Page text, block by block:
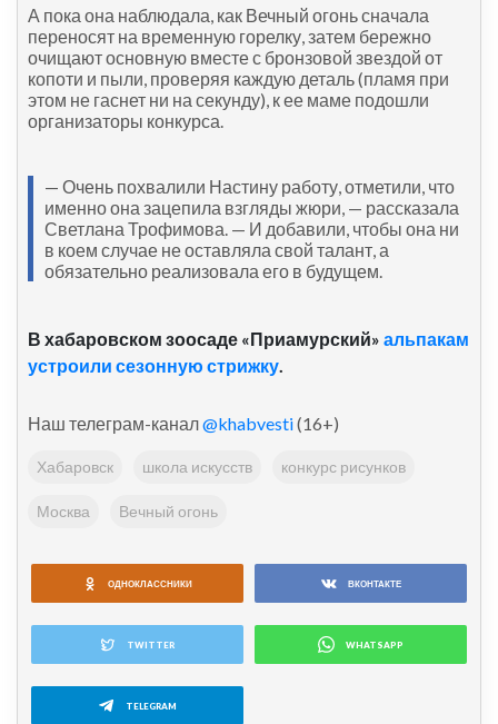
А пока она наблюдала, как Вечный огонь сначала
переносят на временную горелку, затем бережно
очищают основную вместе с бронзовой звездой от
копоти и пыли, проверяя каждую деталь (пламя при
этом не гаснет ни на секунду), к ее маме подошли
организаторы конкурса.
— Очень похвалили Настину работу, отметили, что
именно она зацепила взгляды жюри, — рассказала
Светлана Трофимова. — И добавили, чтобы она ни
в коем случае не оставляла свой талант, а
обязательно реализовала его в будущем.
В хабаровском зоосаде «Приамурский» альпакам
устроили сезонную стрижку.
Наш телеграм-канал@khabvesti(16+)
Хабаровск школа искусств конкурс рисунков
Москва Вечный огонь
ОДНОКЛАССНИКИ ВКОНТАКТЕ
TWITTER WHATSAPP
TELEGRAM